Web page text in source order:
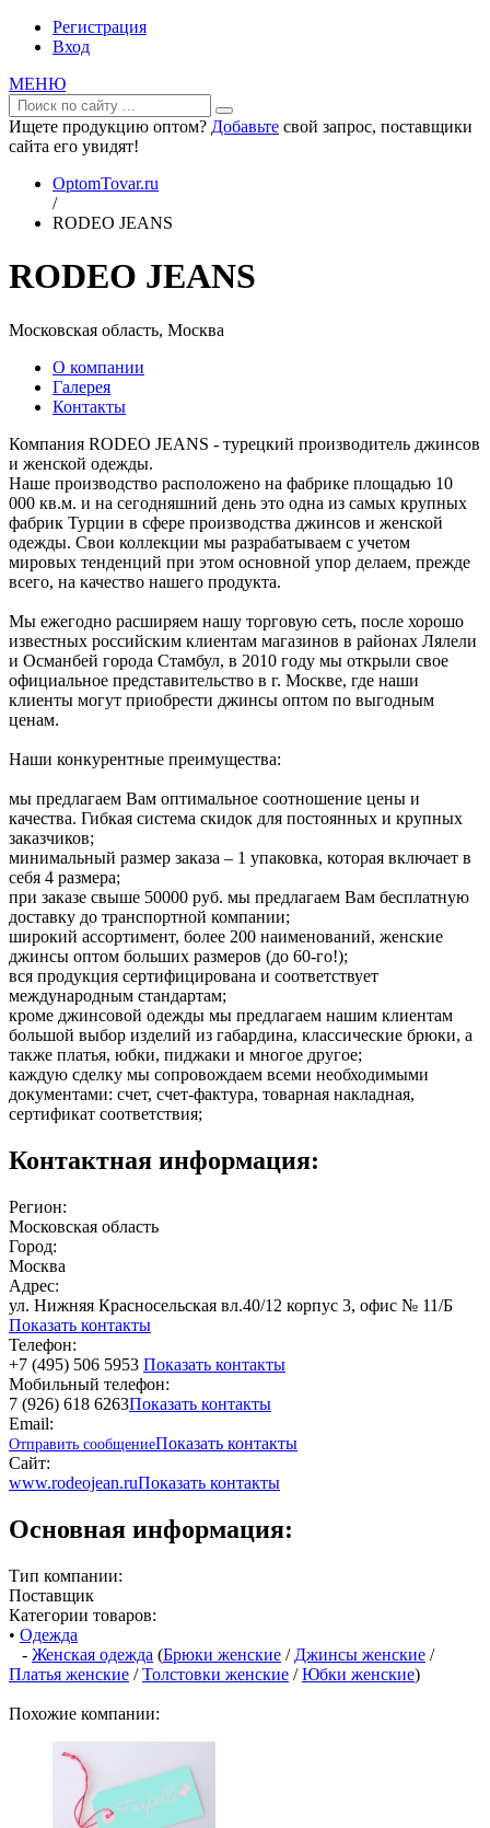
Регистрация
Вход
МЕНЮ
Ищете продукцию оптом? Добавьте свой запрос, поставщики
сайта его увидят!
OptomTovar.ru
/
RODEO JEANS
RODEO JEANS
Московская область, Москва
О компании
Галерея
Контакты
Компания RODEO JEANS - турецкий производитель джинсов
и женской одежды.
Наше производство расположено на фабрике площадью 10
000 кв.м. и на сегодняшний день это одна из самых крупных
фабрик Турции в сфере производства джинсов и женской
одежды. Свои коллекции мы разрабатываем с учетом
мировых тенденций при этом основной упор делаем, прежде
всего, на качество нашего продукта.
Мы ежегодно расширяем нашу торговую сеть, после хорошо
известных российским клиентам магазинов в районах Лялели
и Османбей города Стамбул, в 2010 году мы открыли свое
официальное представительство в г. Москве, где наши
клиенты могут приобрести джинсы оптом по выгодным
ценам.
Наши конкурентные преимущества:
мы предлагаем Вам оптимальное соотношение цены и
качества. Гибкая система скидок для постоянных и крупных
заказчиков;
минимальный размер заказа – 1 упаковка, которая включает в
себя 4 размера;
при заказе свыше 50000 руб. мы предлагаем Вам бесплатную
доставку до транспортной компании;
широкий ассортимент, более 200 наименований, женские
джинсы оптом больших размеров (до 60-го!);
вся продукция сертифицирована и соответствует
международным стандартам;
кроме джинсовой одежды мы предлагаем нашим клиентам
большой выбор изделий из габардина, классические брюки, а
также платья, юбки, пиджаки и многое другое;
каждую сделку мы сопровождаем всеми необходимыми
документами: счет, счет-фактура, товарная накладная,
сертификат соответствия;
Контактная информация:
Регион:
Московская область
Город:
Москва
Адрес:
ул. Нижняя Красносельcкая вл.40/12 корпус 3, офис № 11/Б
Показать контакты
Телефон:
+7 (495) 506 5953 Показать контакты
Мобильный телефон:
7 (926) 618 6263Показать контакты
Email:
Отправить сообщениеПоказать контакты
Сайт:
www.rodeojean.ruПоказать контакты
Основная информация:
Тип компании:
Поставщик
Категории товаров:
• Одежда
- Женская одежда (Брюки женские / Джинсы женские /
Платья женские /Толстовки женские /Юбки женские)
Похожие компании: